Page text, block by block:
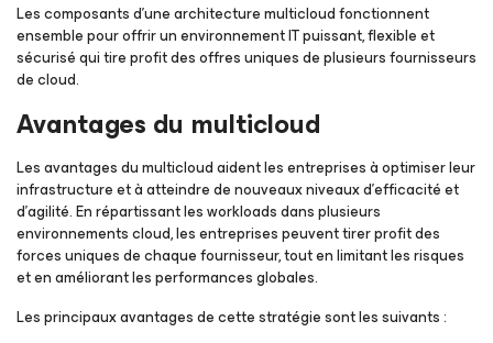
Les composants d’une architecture multicloud fonctionnent
ensemble pour offrir un environnement IT puissant, flexible et
sécurisé qui tire profit des offres uniques de plusieurs fournisseurs
de cloud.
Avantages du multicloud
Les avantages du multicloud aident les entreprises à optimiser leur
infrastructure et à atteindre de nouveaux niveaux d’efficacité et
d’agilité. En répartissant les workloads dans plusieurs
environnements cloud, les entreprises peuvent tirer profit des
forces uniques de chaque fournisseur, tout en limitant les risques
et en améliorant les performances globales.
Les principaux avantages de cette stratégie sont les suivants :